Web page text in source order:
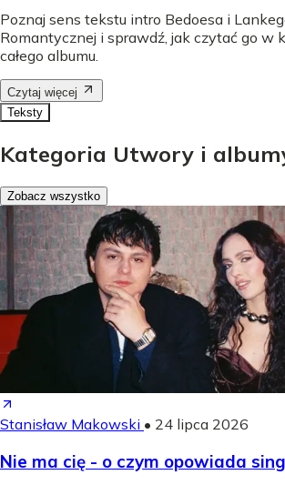
Poznaj sens tekstu intro Bedoesa i
Romantycznej i sprawdź, jak czytać go w
całego albumu.
Czytaj więcej
Teksty
Kategoria Utwory i
Zobacz wszystko
Stanisław Makowski • 24 lipca 2026
Nie ma cię - o czym opowiada